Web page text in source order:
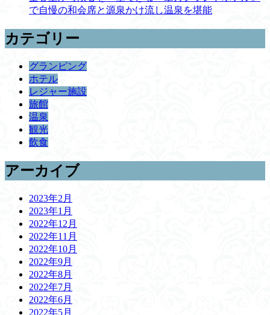
で自慢の和会席と源泉かけ流し温泉を堪能
カテゴリー
グランピング
ホテル
レジャー施設
旅館
温泉
観光
飲食
アーカイブ
2023年2月
2023年1月
2022年12月
2022年11月
2022年10月
2022年9月
2022年8月
2022年7月
2022年6月
2022年5月